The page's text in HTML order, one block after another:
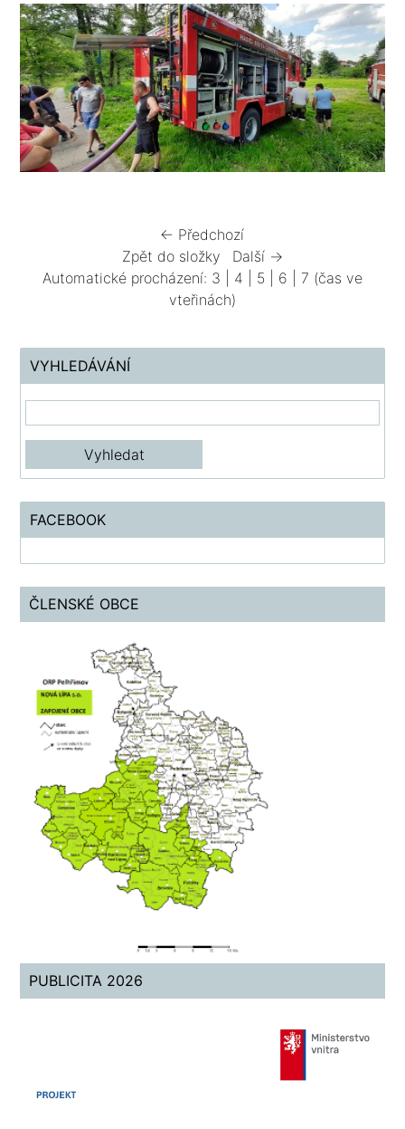
← Předchozí
Zpět do složky
Další →
Automatické procházení: 3 4 5 6 7 (čas ve
vteřinách)
VYHLEDÁVÁNÍ
FACEBOOK
ČLENSKÉ OBCE
PUBLICITA 2026